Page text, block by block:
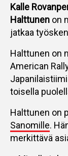
Kalle
Halttunen on
jatkaa
Halttunen on
American
toisella
Halttunen on
Sanomille.
merkittävä